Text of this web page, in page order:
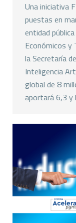
Una iniciativa
puestas en
entidad
Económicos y
la Secretaría
Inteligencia
global de 8
aportará 6,3 y